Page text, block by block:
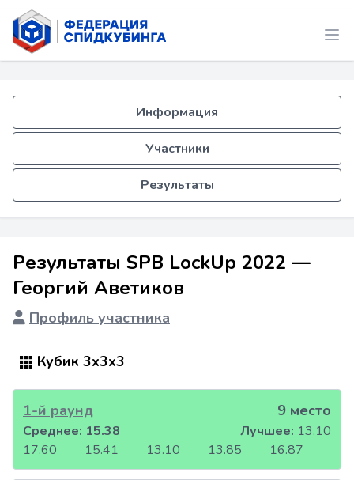
Информация
Участники
Результаты
Результаты SPB LockUp 2022 —
Георгий Аветиков
Профиль участника
Кубик 3x3x3
1-й раунд 9 место
17.60 15.41 13.10 13.85 16.87
Среднее: 15.38 Лучшее: 13.10